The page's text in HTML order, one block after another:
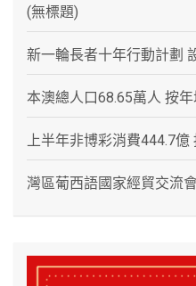
(無標題)
新一輪長者十年行動計劃
本澳總人口68.65萬人 按
上半年非博彩消費444.7億
灣區葡西語國家經貿交流